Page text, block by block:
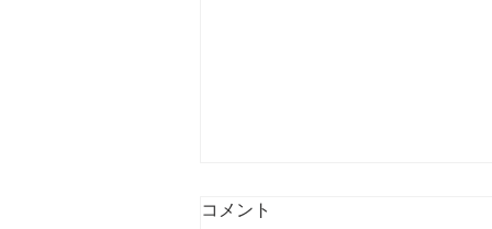
コメント